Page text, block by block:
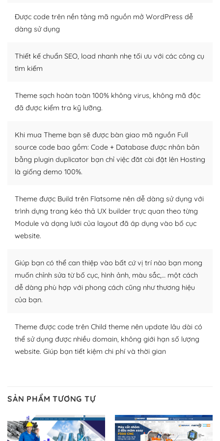
Dễ dàng tùy chỉnh trên WordPress
WordPress là nơi lưu trữ cho một diễn đàn cộng đồng
người cuồng tín WordPress.
Nếu bạn gặp khó khăn, bạn có thể lên mạng và tìm
lời, giải đáp vấn đề của bạn.
Cộng đồng sử dụng WordPress sẵn sàng hỗ trợ bạn
– Đa dạng plugin và themes
Plugin mở rộng là thành phần cài đặt thêm vào
WordPress để tăng thêm các tính năng cần thiết. Có
nhiều plugin trả phí hoặc miễn phí.
Nhờ lượng người dùng đông đảo, thư viện themes và
thích chọn lựa plugin và themes phù hợp cho mục đích
lập website của mình.
WordPress đa dạng plugin và themes
Với mọi Hosting bất kỳ thì WordPress đều có thể dễ
dàng thiết lập vì thực tế nó đã cung cấp khoảng 60%
trang web WordPress của bạn.
Dễ dàng lựa chọn Hosting cho website WordPress
– Bảo mật cực tốt
Được code trên nền tảng mã nguồn mở WordPress dễ
dàng sử dụng
Thiết kế chuẩn SEO, load nhanh nhẹ tối ưu với các công cụ
tìm kiếm
Theme sạch hoàn toàn 100% không virus, không mã độc
đã được kiểm tra kỹ lưỡng.
Khi mua Theme bạn sẽ được bàn giao mã nguồn Full
source code bao gồm: Code + Database được nhân bản
bằng plugin duplicator bạn chỉ việc đăt cài đặt lên Hosting
là giống demo 100%.
Theme được Build trên Flatsome nên dễ dàng sử dụng với
trình dựng trang kéo thả UX builder trực quan theo từng
Module và dạng lưới của layout đã áp dụng vào bố cục
website.
Giúp bạn có thể can thiệp vào bất cứ vị trí nào bạn mong
muốn chỉnh sửa từ bố cục, hình ảnh, màu sắc,… một cách
dễ dàng phù hợp với phong cách cũng như thương hiệu
của bạn.
Theme được code trên Child theme nên update lâu dài có
thể sử dụng được nhiều domain, không giới hạn số lượng
website. Giúp bạn tiết kiệm chi phí và thời gian
SẢN PHẨM TƯƠNG TỰ